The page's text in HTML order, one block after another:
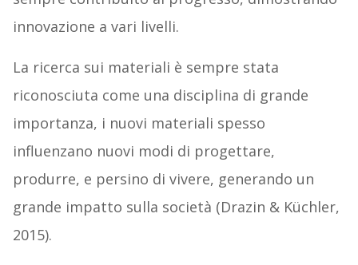
innovazione a vari livelli.
La ricerca sui materiali è sempre stata
riconosciuta come una disciplina di grande
importanza, i nuovi materiali spesso
influenzano nuovi modi di progettare,
produrre, e persino di vivere, generando un
grande impatto sulla società (Drazin & Küchler,
2015).